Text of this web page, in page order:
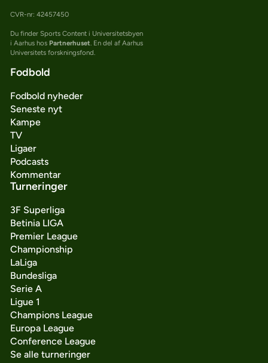
CVR-nr: 42457450
Du finder Sports Content i Universitetsbyen
i Aarhus hos Partnerhuset. En del af Aarhus
Universitets forskningsfond.
Fodbold
Fodbold nyheder
Seneste nyt
Kampe
TV
Ligaer
Podcasts
Kommentar
Turneringer
3F Superliga
Betinia LIGA
Premier League
Championship
LaLiga
Bundesliga
Serie A
Ligue 1
Champions League
Europa League
Conference League
Se alle turneringer